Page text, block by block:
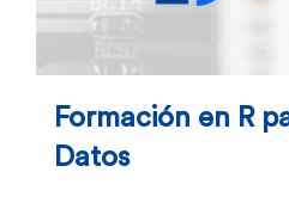
Formación en R
Datos